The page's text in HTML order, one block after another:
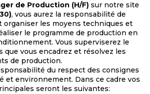
de Production (H/F) sur notre site
, vous aurez la responsabilité de
organiser les moyens techniques et
le programme de production en
Vous superviserez le
que vous encadrez et résolvez les
de production.
du respect des consignes
et environnement. Dans ce cadre vos
seront les suivantes: